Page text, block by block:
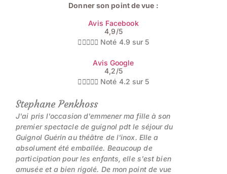
Donner son point de vue :
Avis Facebook
4,9/5
 Noté 4.9 sur 5
Avis Google
4,2/5
 Noté 4.2 sur 5
Stephane Penkhoss
J'ai pris l'occasion d'emmener ma fille à son
premier spectacle de guignol pdt le séjour du
Guignol Guérin au théâtre de l'inox. Elle a
absolument été emballée. Beaucoup de
participation pour les enfants, elle s'est bien
amusée et a bien rigolé. De mon point de vue